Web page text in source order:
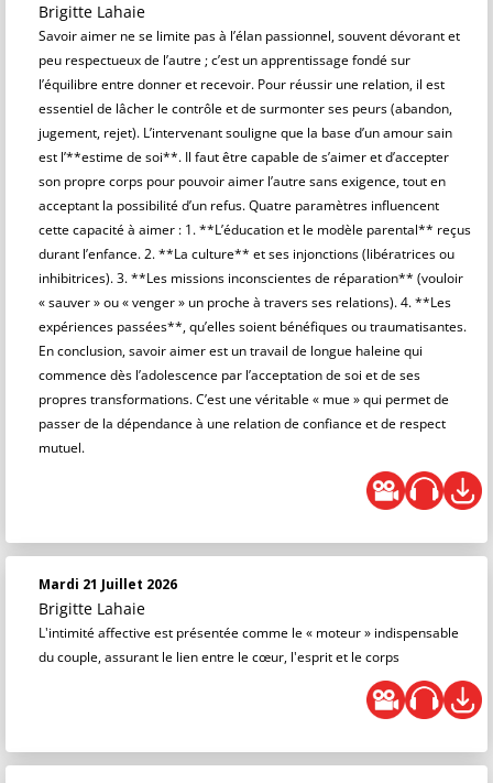
Brigitte Lahaie
Savoir aimer ne se limite pas à l’élan passionnel, souvent dévorant et
peu respectueux de l’autre ; c’est un apprentissage fondé sur
l’équilibre entre donner et recevoir. Pour réussir une relation, il est
essentiel de lâcher le contrôle et de surmonter ses peurs (abandon,
jugement, rejet). L’intervenant souligne que la base d’un amour sain
est l’**estime de soi**. Il faut être capable de s’aimer et d’accepter
son propre corps pour pouvoir aimer l’autre sans exigence, tout en
acceptant la possibilité d’un refus. Quatre paramètres influencent
cette capacité à aimer : 1. **L’éducation et le modèle parental** reçus
durant l’enfance. 2. **La culture** et ses injonctions (libératrices ou
inhibitrices). 3. **Les missions inconscientes de réparation** (vouloir
« sauver » ou « venger » un proche à travers ses relations). 4. **Les
expériences passées**, qu’elles soient bénéfiques ou traumatisantes.
En conclusion, savoir aimer est un travail de longue haleine qui
commence dès l’adolescence par l’acceptation de soi et de ses
propres transformations. C’est une véritable « mue » qui permet de
passer de la dépendance à une relation de confiance et de respect
mutuel.
Mardi 21 Juillet 2026
Brigitte Lahaie
L'intimité affective est présentée comme le « moteur » indispensable
du couple, assurant le lien entre le cœur, l'esprit et le corps